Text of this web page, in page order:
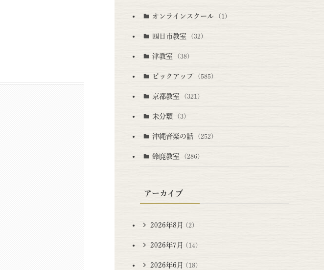
オンラインスクール (1)
四日市教室 (32)
津教室 (38)
ピックアップ (585)
京都教室 (321)
未分類 (3)
沖縄音楽の話 (252)
鈴鹿教室 (286)
アーカイブ
2026年8月 (2)
2026年7月 (14)
2026年6月 (18)